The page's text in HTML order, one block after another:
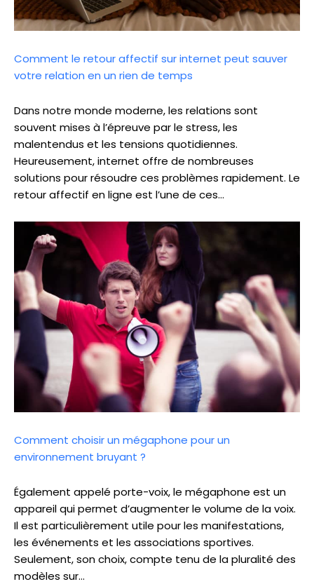
Comment le retour affectif sur internet peut sauver
votre relation en un rien de temps
Dans notre monde moderne, les relations sont
souvent mises à l’épreuve par le stress, les
malentendus et les tensions quotidiennes.
Heureusement, internet offre de nombreuses
solutions pour résoudre ces problèmes rapidement. Le
retour affectif en ligne est l’une de ces…
Comment choisir un mégaphone pour un
environnement bruyant ?
Également appelé porte-voix, le mégaphone est un
appareil qui permet d’augmenter le volume de la voix.
Il est particulièrement utile pour les manifestations,
les événements et les associations sportives.
Seulement, son choix, compte tenu de la pluralité des
modèles sur…